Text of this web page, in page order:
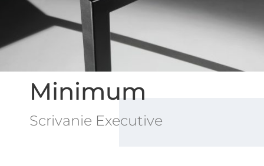
Minimum
Scrivanie Executive